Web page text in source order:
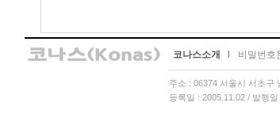
코나스소개 비밀번호
주소 : 06374 서울시 서초구
등록일 : 2005.11.02 / 발행